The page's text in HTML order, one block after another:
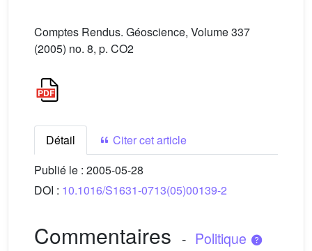
Comptes Rendus. Géoscience, Volume 337
(2005) no. 8, p. CO2
Détail
Citer cet article
Publié le : 2005-05-28
DOI : 10.1016/S1631-0713(05)00139-2
Commentaires - Politique